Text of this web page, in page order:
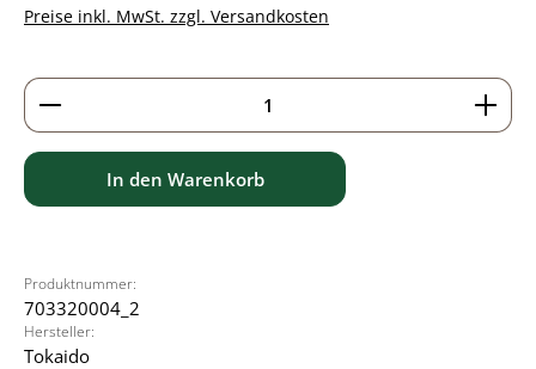
Preise inkl. MwSt. zzgl. Versandkosten
Produkt Anzahl: Gib den gewünschten Wert ein
In den Warenkorb
Produktnummer:
703320004_2
Hersteller:
Tokaido